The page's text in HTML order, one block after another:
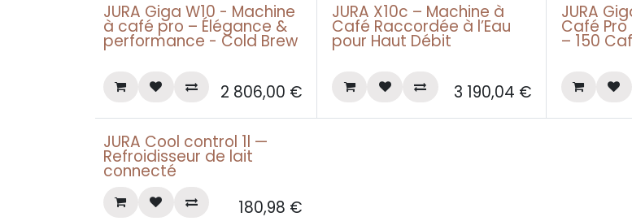
Leasing pro àpd 85€
JURA Giga W10 - Machine
à café pro – Élégance &
performance - Cold Brew
2 806,00 € Leasing pro àpd 99€
JURA X10c – Machine à
Café Raccordée à l’Eau
pour Haut Débit
3 190,04 € Leasing
JURA
Café
– 150
JURA Cool control 1l —
Refroidisseur de lait
connecté
180,98 €